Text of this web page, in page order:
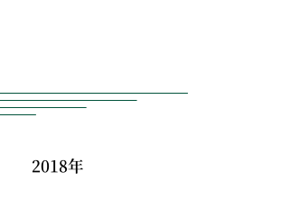
2018年